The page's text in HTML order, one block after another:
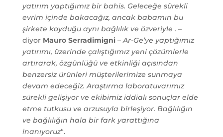
yatırım yaptığımız bir bahis. Geleceğe sürekli
evrim içinde bakacağız, ancak babamın bu
şirkete koyduğu aynı bağlılık ve özveriyle . –
diyor Mauro Serradimigni–Ar-Ge’ye yaptığımız
yatırımı, üzerinde çalıştığımız yeni çözümlerle
artırarak, özgünlüğü ve etkinliği açısından
benzersiz ürünleri müşterilerimize sunmaya
devam edeceğiz. Araştırma laboratuvarımız
sürekli gelişiyor ve ekibimiz iddialı sonuçlar elde
etme tutkusu ve arzusuyla birleşiyor. Bağlılığın
ve bağlılığın hala bir fark yarattığına
inanıyoruz“.